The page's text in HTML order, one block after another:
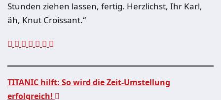
Stunden ziehen lassen, fertig. Herzlichst, Ihr Karl,
äh, Knut Croissant.“
TITANIC hilft: So wird die Zeit-Umstellung
erfolgreich!